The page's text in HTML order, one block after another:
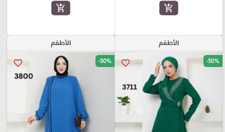
add_shopping_cart
add_shopping_cart
الأطقم
favorite_border -50%
الأطقم
favorite_border -50%